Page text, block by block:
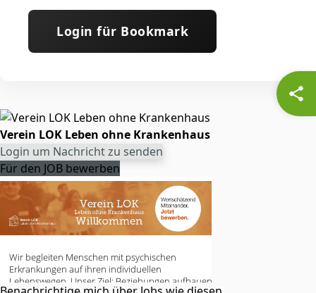
Login für Bookmark
Verein LOK Leben ohne Krankenhaus
Login um Nachricht zu senden
Für den JOB bewerben